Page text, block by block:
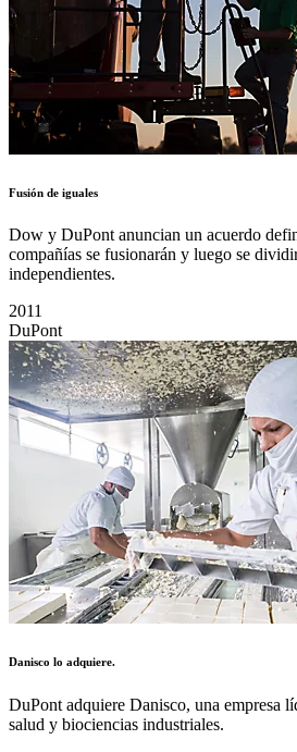
Fusión de iguales
Dow y DuPont anuncian un acuerdo
compañías se fusionarán y luego se
independientes.
2011
DuPont
Danisco lo adquiere.
DuPont adquiere Danisco, una empresa
salud y biociencias industriales.